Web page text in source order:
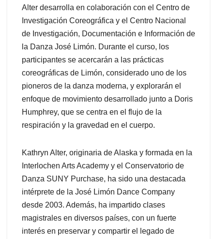
Alter desarrolla en colaboración con el Centro de
Investigación Coreográfica y el Centro Nacional
de Investigación, Documentación e Información de
la Danza José Limón. Durante el curso, los
participantes se acercarán a las prácticas
coreográficas de Limón, considerado uno de los
pioneros de la danza moderna, y explorarán el
enfoque de movimiento desarrollado junto a Doris
Humphrey, que se centra en el flujo de la
respiración y la gravedad en el cuerpo.
Kathryn Alter, originaria de Alaska y formada en la
Interlochen Arts Academy y el Conservatorio de
Danza SUNY Purchase, ha sido una destacada
intérprete de la José Limón Dance Company
desde 2003. Además, ha impartido clases
magistrales en diversos países, con un fuerte
interés en preservar y compartir el legado de